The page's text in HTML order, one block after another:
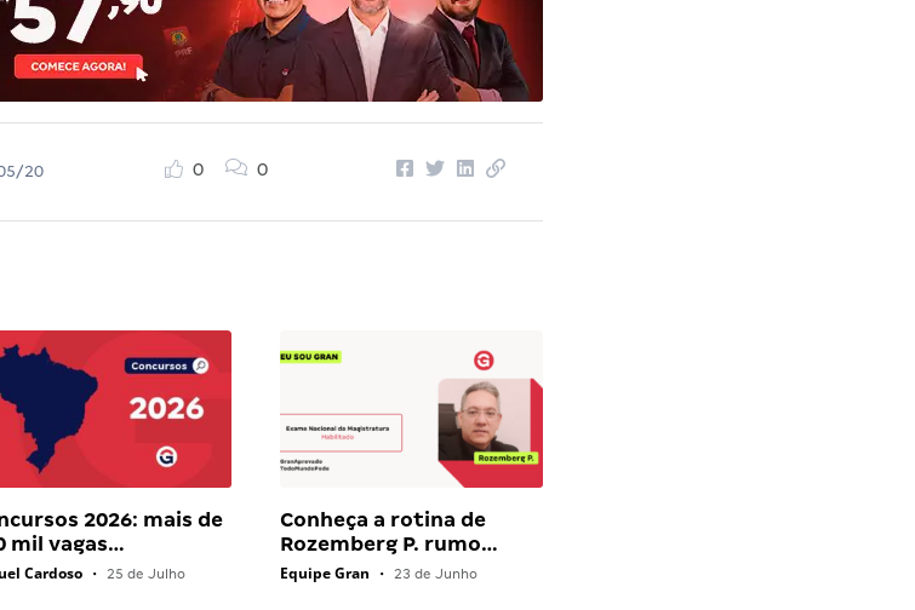
20
0 0
2026: mais de
mil vagas…
Cardoso • 25 de Julho
Conheça a rotina de
Rozemberg P. rumo…
Equipe Gran • 23 de Junho